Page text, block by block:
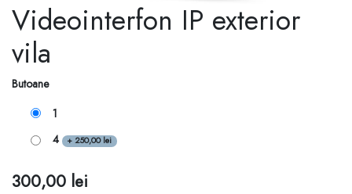
Videointerfon IP exterior
vila
Butoane
1
4
+250,00lei
300,00 lei